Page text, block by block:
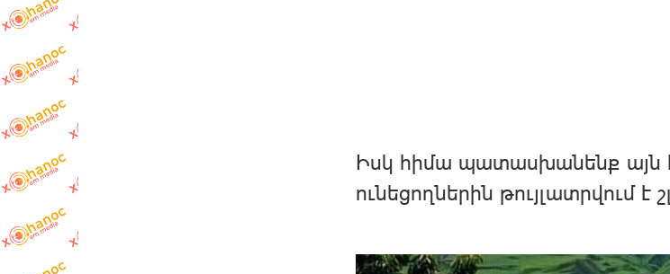
Իսկ հիմա պատասխանենք այն
ունեցողներին թույլատրվում է